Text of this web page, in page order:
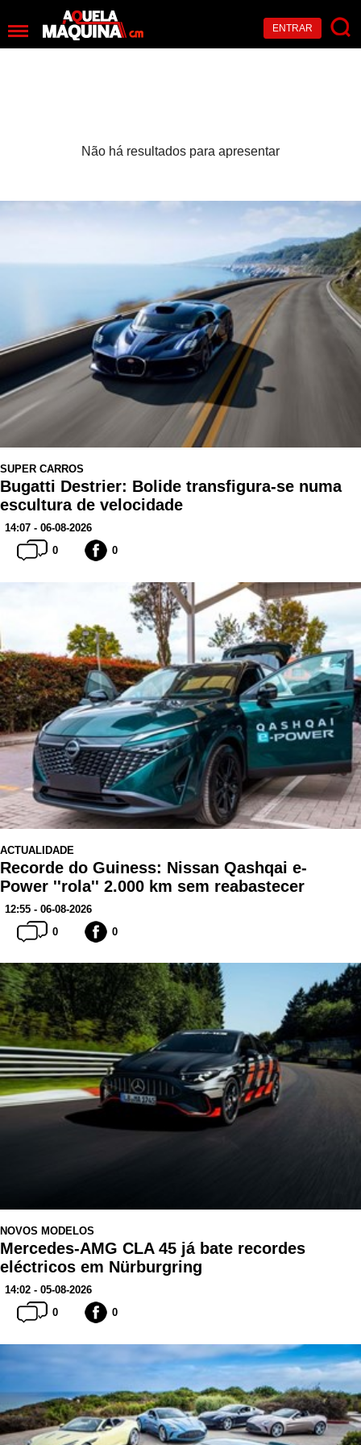
ENTRAR
Não há resultados para apresentar
SUPER CARROS
Bugatti Destrier: Bolide transfigura-se numa
escultura de velocidade
14:07 - 06-08-2026
0
0
ACTUALIDADE
Recorde do Guiness: Nissan Qashqai e-
Power ''rola'' 2.000 km sem reabastecer
12:55 - 06-08-2026
0
0
NOVOS MODELOS
Mercedes-AMG CLA 45 já bate recordes
eléctricos em Nürburgring
14:02 - 05-08-2026
0
0